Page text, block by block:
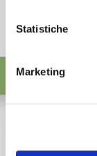
Statistiche
Marketing